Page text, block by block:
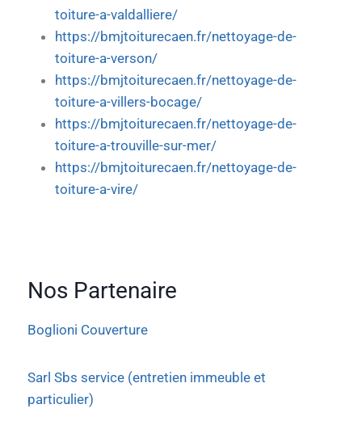
toiture-a-valdalliere/
https://bmjtoiturecaen.fr/nettoyage-de-
toiture-a-verson/
https://bmjtoiturecaen.fr/nettoyage-de-
toiture-a-villers-bocage/
https://bmjtoiturecaen.fr/nettoyage-de-
toiture-a-trouville-sur-mer/
https://bmjtoiturecaen.fr/nettoyage-de-
toiture-a-vire/
Nos Partenaire
Boglioni Couverture
Sarl Sbs service (entretien immeuble et
particulier)